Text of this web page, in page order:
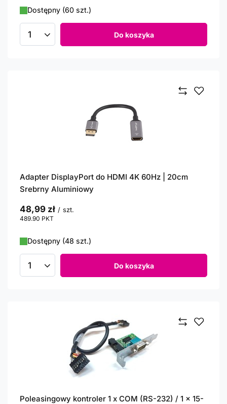
Dostępny (60 szt.)
Ilość produktów Do koszyka
Adapter DisplayPort do HDMI 4K 60Hz | 20cm
Srebrny Aluminiowy
48,99 zł / szt.
489.90 PKT
Dostępny (48 szt.)
Ilość produktów Do koszyka
Poleasingowy kontroler 1 x COM (RS-232) / 1 x 15-